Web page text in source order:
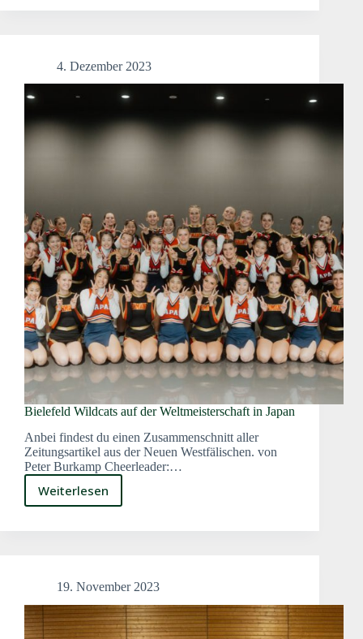
und
Trainerinnenteam
4. Dezember 2023
Bielefeld Wildcats auf der Weltmeisterschaft in Japan
Anbei findest du einen Zusammenschnitt aller
Zeitungsartikel aus der Neuen Westfälischen. von
Peter Burkamp Cheerleader:…
Weiterlesen
Bielefeld
auf
in
Japan
19. November 2023